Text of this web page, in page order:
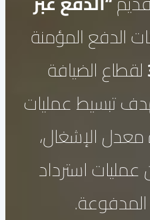
الدفع المؤمنة
لقطاع الضيافة
تبسيط عمليات
معدل الإشغال،
استرداد
المدفوعة.